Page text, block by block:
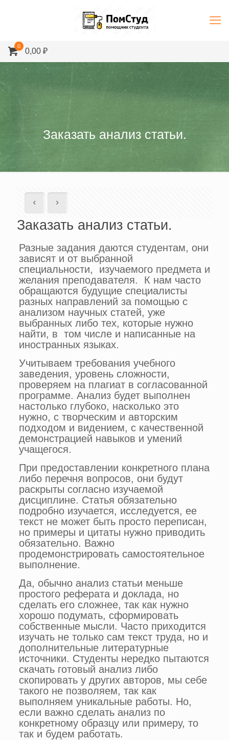
0
0,00 ₽
Заказать анализ статьи.
Заказать анализ статьи.
Разные задания даются студентам, они
зависят и от выбранной
специальности, изучаемого предмета и
желания преподавателя. К нам часто
обращаются будущие специалисты
разных направлений за помощью с
анализом научных статей, уже
выбранных либо тех, которые нужно
найти, в том числе и написанные на
иностранных языках.
Учитываем требования учебного
заведения, уровень сложности,
проверяем на плагиат в согласованной
программе. Анализ будет выполнен
настолько глубоко, насколько это
нужно, с творческим и авторским
подходом и видением, с качественной
демонстрацией навыков и умений
учащегося.
При предоставлении конкретного плана
либо перечня вопросов, они будут
раскрыты согласно изучаемой
дисциплине. Статья обязательно
подробно изучается, исследуется, ее
текст не может быть просто переписан,
но примеры и цитаты нужно приводить
обязательно. Важно
продемонстрировать самостоятельное
выполнение.
Да, обычно анализ статьи меньше
простого реферата и доклада, но
сделать его сложнее, так как нужно
хорошо подумать, сформировать
собственные мысли. Часто приходится
изучать не только сам текст труда, но и
дополнительные литературные
источники. Студенты нередко пытаются
скачать готовый анализ либо
скопировать у других авторов, мы себе
такого не позволяем, так как
выполняем уникальные работы. Но,
если важно сделать анализ по
конкретному образцу или примеру, то
так и будем работать.